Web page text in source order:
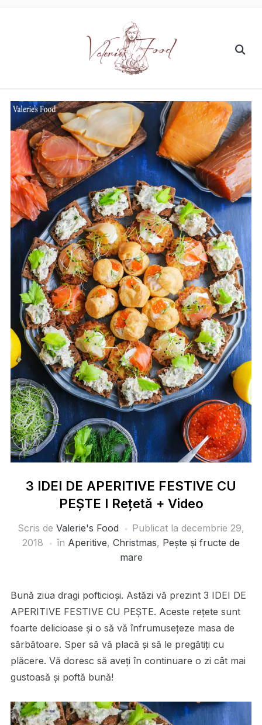
3 IDEI DE APERITIVE FESTIVE CU
PEȘTE I Rețetă + Video
Scris de Valerie's Food Publicat la decembrie 29,
2018
în Aperitive, Christmas, Pește și fructe de
mare
Bună ziua dragi pofticioși. Astăzi vă prezint 3 IDEI DE
APERITIVE FESTIVE CU PEȘTE. Aceste rețete sunt
foarte delicioase și o să vă înfrumusețeze masa de
sărbătoare. Sper să vă placă și să le pregătiți cu
plăcere. Vă doresc să aveți în continuare o zi cât mai
gustoasă și poftă bună!